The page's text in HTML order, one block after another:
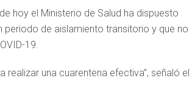
hoy el Ministerio de Salud ha dispuesto
de aislamiento transitorio y que no
19.
una cuarentena efectiva”, señaló el